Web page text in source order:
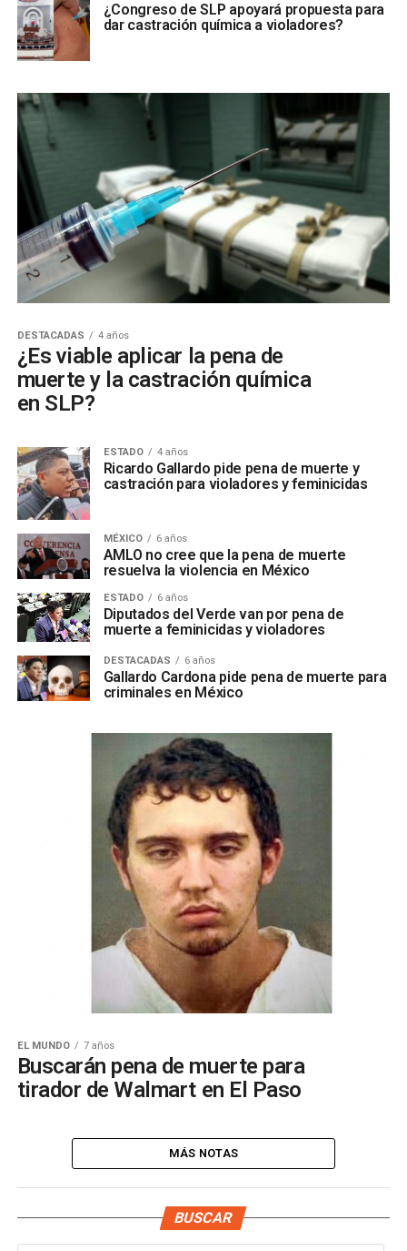
¿Congreso de SLP apoyará propuesta para
dar castración química a violadores?
DESTACADAS 4 años
¿Es viable aplicar la pena de
muerte y la castración química
en SLP?
ESTADO 4 años
Ricardo Gallardo pide pena de muerte y
castración para violadores y feminicidas
MÉXICO 6 años
AMLO no cree que la pena de muerte
resuelva la violencia en México
ESTADO 6 años
Diputados del Verde van por pena de
muerte a feminicidas y violadores
DESTACADAS 6 años
Gallardo Cardona pide pena de muerte para
criminales en México
EL MUNDO 7 años
Buscarán pena de muerte para
tirador de Walmart en El Paso
MÁS NOTAS
BUSCAR